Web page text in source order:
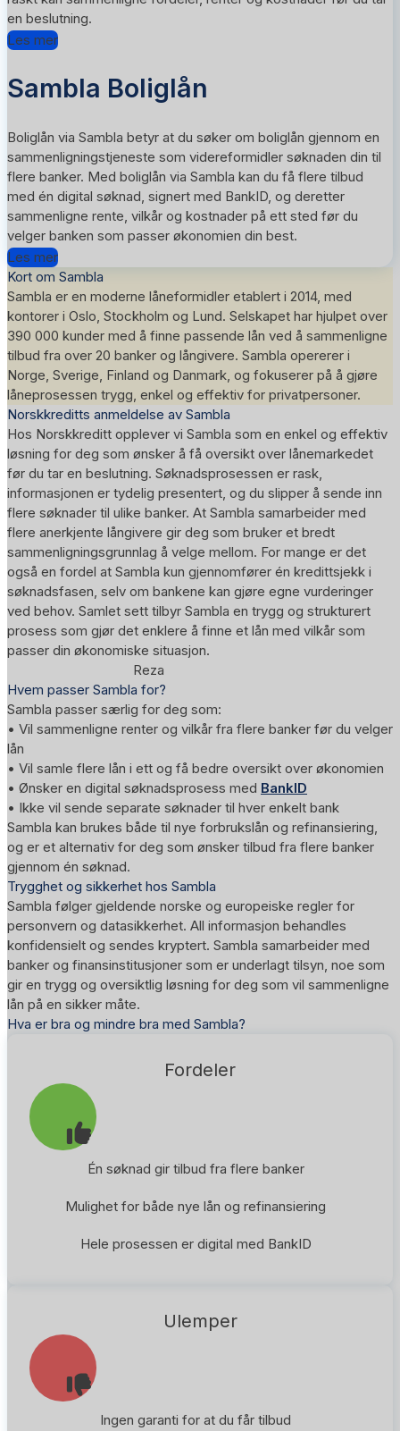
en beslutning.
Les mer
Sambla Boliglån
Boliglån via Sambla betyr at du søker om boliglån gjennom en
sammenligningstjeneste som videreformidler søknaden din til
flere banker. Med boliglån via Sambla kan du få flere tilbud
med én digital søknad, signert med BankID, og deretter
sammenligne rente, vilkår og kostnader på ett sted før du
velger banken som passer økonomien din best.
Les mer
Kort om Sambla
Sambla er en moderne låneformidler etablert i 2014, med
kontorer i Oslo, Stockholm og Lund. Selskapet har hjulpet over
390 000 kunder med å finne passende lån ved å sammenligne
tilbud fra over 20 banker og långivere. Sambla opererer i
Norge, Sverige, Finland og Danmark, og fokuserer på å gjøre
låneprosessen trygg, enkel og effektiv for privatpersoner.
Norskkreditts anmeldelse av Sambla
Hos Norskkreditt opplever vi Sambla som en enkel og effektiv
løsning for deg som ønsker å få oversikt over lånemarkedet
før du tar en beslutning. Søknadsprosessen er rask,
informasjonen er tydelig presentert, og du slipper å sende inn
flere søknader til ulike banker. At Sambla samarbeider med
flere anerkjente långivere gir deg som bruker et bredt
sammenligningsgrunnlag å velge mellom. For mange er det
også en fordel at Sambla kun gjennomfører én kredittsjekk i
søknadsfasen, selv om bankene kan gjøre egne vurderinger
ved behov. Samlet sett tilbyr Sambla en trygg og strukturert
prosess som gjør det enklere å finne et lån med vilkår som
passer din økonomiske situasjon.
Reza
Hvem passer Sambla for?
Sambla passer særlig for deg som:
• Vil sammenligne renter og vilkår fra flere banker før du velger
lån
• Vil samle flere lån i ett og få bedre oversikt over økonomien
• Ønsker en digital søknadsprosess med BankID
• Ikke vil sende separate søknader til hver enkelt bank
Sambla kan brukes både til nye forbrukslån og refinansiering,
og er et alternativ for deg som ønsker tilbud fra flere banker
gjennom én søknad.
Trygghet og sikkerhet hos Sambla
Sambla følger gjeldende norske og europeiske regler for
personvern og datasikkerhet. All informasjon behandles
konfidensielt og sendes kryptert. Sambla samarbeider med
banker og finansinstitusjoner som er underlagt tilsyn, noe som
gir en trygg og oversiktlig løsning for deg som vil sammenligne
lån på en sikker måte.
Hva er bra og mindre bra med Sambla?
Fordeler
Én søknad gir tilbud fra flere banker
Mulighet for både nye lån og refinansiering
Hele prosessen er digital med BankID
Ulemper
Ingen garanti for at du får tilbud